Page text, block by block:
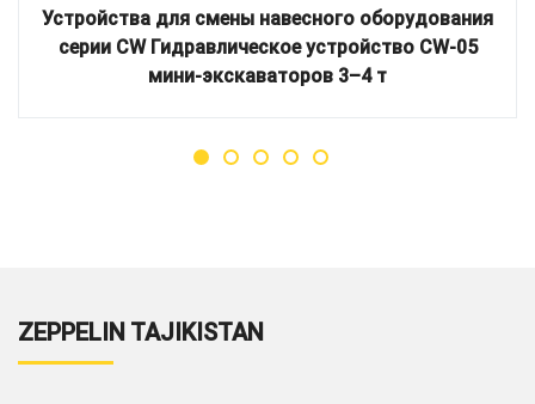
Устройства для смены навесного оборудования
серии CW Гидравлическое устройство CW-05
мини-экскаваторов 3–4 т
ZEPPELIN TAJIKISTAN